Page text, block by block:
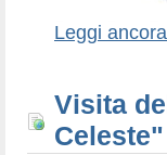
Leggi
Visita